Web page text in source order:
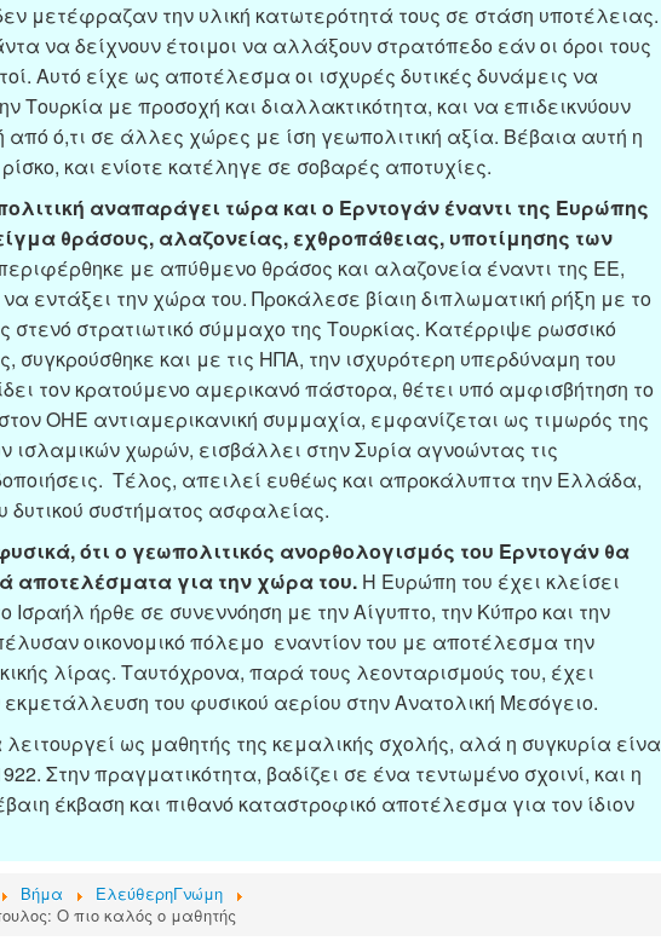
μετέφραζαν την υλική κατωτερότητά τους σε στάση υποτέλειας.
να δείχνουν έτοιμοι να αλλάξουν στρατόπεδο εάν οι όροι τους
Αυτό είχε ως αποτέλεσμα οι ισχυρές δυτικές δυνάμεις να
Τουρκία με προσοχή και διαλλακτικότητα, και να επιδεικνύουν
ό,τι σε άλλες χώρες με ίση γεωπολιτική αξία. Βέβαια αυτή η
και ενίοτε κατέληγε σε σοβαρές αποτυχίες.
αναπαράγει τώρα και ο Ερντογάν έναντι της Ευρώπης
θράσους, αλαζονείας, εχθροπάθειας, υποτίμησης των
με απύθμενο θράσος και αλαζονεία έναντι της ΕΕ,
εντάξει την χώρα του. Προκάλεσε βίαιη διπλωματική ρήξη με το
στενό στρατιωτικό σύμμαχο της Τουρκίας. Κατέρριψε ρωσσικό
συγκρούσθηκε και με τις ΗΠΑ, την ισχυρότερη υπερδύναμη του
τον κρατούμενο αμερικανό πάστορα, θέτει υπό αμφισβήτηση το
στον ΟΗΕ αντιαμερικανική συμμαχία, εμφανίζεται ως τιμωρός της
ισλαμικών χωρών, εισβάλλει στην Συρία αγνοώντας τις
Τέλος, απειλεί ευθέως και απροκάλυπτα την Ελλάδα,
συστήματος ασφαλείας.
ότι ο γεωπολιτικός ανορθολογισμός του Ερντογάν θα
αποτελέσματα για την χώρα του. Η Ευρώπη του έχει κλείσει
Ισραήλ ήρθε σε συνεννόηση με την Αίγυπτο, την Κύπρο και την
οικονομικό πόλεμο εναντίον του με αποτέλεσμα την
λίρας. Ταυτόχρονα, παρά τους λεονταρισμούς του, έχει
του φυσικού αερίου στην Ανατολική Μεσόγειο.
ως μαθητής της κεμαλικής σχολής, αλά η συγκυρία
Στην πραγματικότητα, βαδίζει σε ένα τεντωμένο σχοινί, και η
έκβαση και πιθανό καταστροφικό αποτέλεσμα για τον ίδιον
Βήμα
ΕλεύθερηΓνώμη
Ο πιο καλός ο μαθητής